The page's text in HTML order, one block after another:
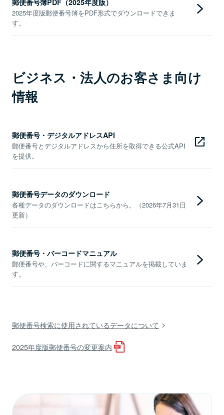
郵便番号簿PDF（2025年度版）
2025年度版郵便番号簿をPDF形式でダウンロードできま
す。
ビジネス・法人のお客さま向け
情報
郵便番号・デジタルアドレスAPI
郵便番号とデジタルアドレスから住所を取得できる公式API
を提供。
郵便番号データのダウンロード
各種データのダウンロードはこちらから。（2026年7月31日
更新）
郵便番号・バーコードマニュアル
郵便番号や、バーコードに関するマニュアルを掲載していま
す。
郵便番号検索に使用されているデータについて
2025年度版郵便番号の変更案内